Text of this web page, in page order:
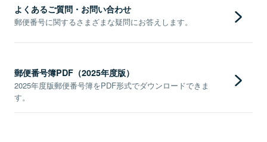
よくあるご質問・お問い合わせ
郵便番号に関するさまざまな疑問にお答えします。
郵便番号簿PDF（2025年度版）
2025年度版郵便番号簿をPDF形式でダウンロードできま
す。